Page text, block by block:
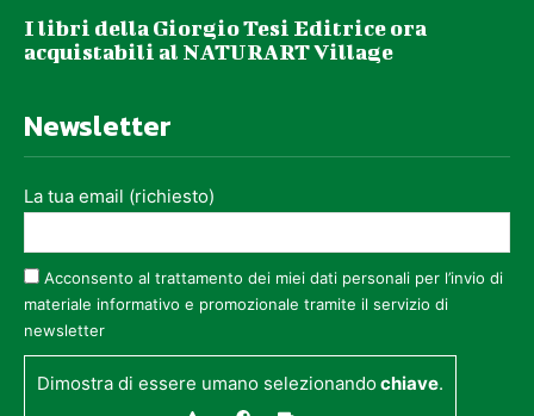
I libri della Giorgio Tesi Editrice ora
acquistabili al NATURART Village
Newsletter
La tua email (richiesto)
Acconsento al trattamento dei miei dati personali per l’invio di
materiale informativo e promozionale tramite il servizio di
newsletter
Dimostra di essere umano selezionandochiave.